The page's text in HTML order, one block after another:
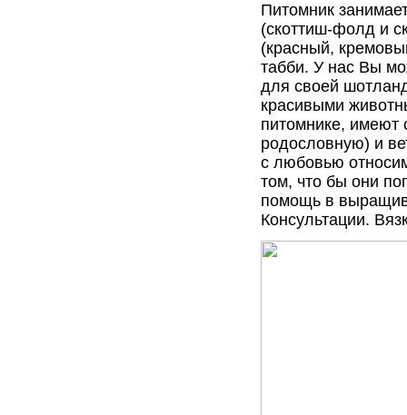
Питомник
(скоттиш-фолд и
(красный,
табби. У нас Вы
для своей
красивыми
питомнике, имеют
родословную) и
с любовью
том, что бы они
помощь в
Консультации.